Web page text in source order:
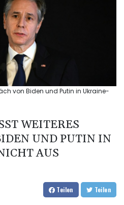
von Biden und Putin in Ukraine-
WEITERES G
UND PUTIN IN U
AUS
Teilen Teilen